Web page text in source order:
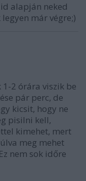
alapján neked
már végre;)
1-2 órára viszik be
pár perc, de
kicsit, hogy ne
pisilni kell,
kimehet, mert
meg mehet
nem sok időre